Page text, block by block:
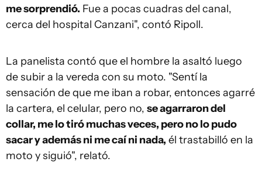
me sorprendió. Fue a pocas cuadras del canal,
cerca del hospital Canzani", contó Ripoll.
La panelista contó que el hombre la asaltó luego
de subir a la vereda con su moto. "Sentí la
sensación de que me iban a robar, entonces agarré
la cartera, el celular, pero no, se agarraron del
collar, me lo tiró muchas veces, pero no lo pudo
sacar y además ni me caí ni nada, él trastabilló en la
moto y siguió", relató.